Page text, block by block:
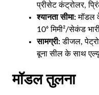
प्रीसेट कंट्रोलर,
श्यानता सीमा:मॉडल
10⁶ मिमी²/सेकंड
सामग्री:डीजल,
बूना सील के साथ
मॉडल तुलना